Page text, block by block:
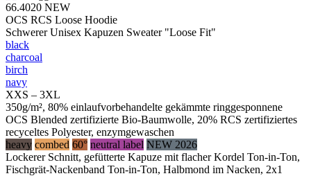
66.4020 NEW
OCS RCS Loose Hoodie
Schwerer Unisex Kapuzen Sweater "Loose Fit"
black
charcoal
birch
navy
XXS – 3XL
350g/m², 80% einlaufvorbehandelte gekämmte ringgesponnene
OCS Blended zertifizierte Bio-Baumwolle, 20% RCS zertifiziertes
recyceltes Polyester, enzymgewaschen
heavy combed 60° neutral label NEW 2026
Lockerer Schnitt, gefütterte Kapuze mit flacher Kordel Ton-in-Ton,
Fischgrät-Nackenband Ton-in-Ton, Halbmond im Nacken, 2x1